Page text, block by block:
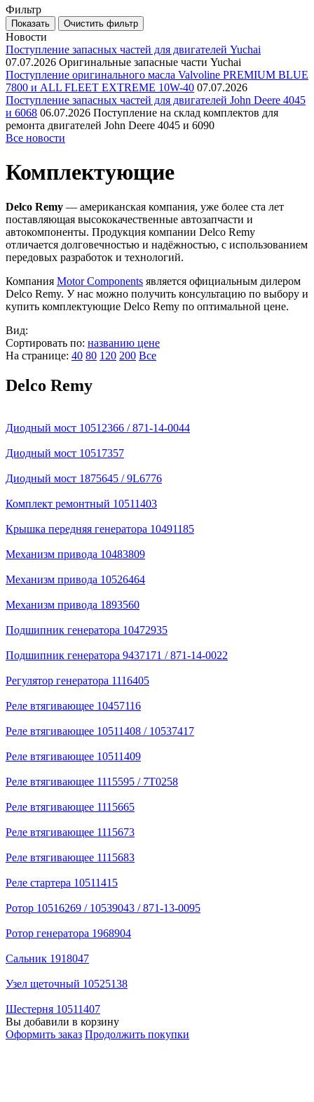
Фильтр
Новости
Поступление запасных частей для двигателей Yuchai
07.07.2026 Оригинальные запасные части Yuchai
Поступление оригинального масла Valvoline PREMIUM BLUE
7800 и ALL FLEET EXTREME 10W-40 07.07.2026
Поступление запасных частей для двигателей John Deere 4045
и 6068 06.07.2026 Поступление на склад комплектов для
ремонта двигателей John Deere 4045 и 6090
Все новости
Комплектующие
Delco Remy — американская компания, уже более ста лет
поставляющая высококачественные автозапчасти и
автокомпоненты. Продукция компании Delco Remy
отличается долговечностью и надёжностью, с использованием
передовых разработок и технологий.
Компания Motor Components является официальным дилером
Delco Remy. У нас можно получить консультацию по выбору и
купить комплектующие Delco Remy по оптимальной цене.
Вид:
Сортировать по: названию цене
На странице: 40 80 120 200 Все
Delco Remy
Диодный мост 10512366 / 871-14-0044
Диодный мост 10517357
Диодный мост 1875645 / 9L6776
Комплект ремонтный 10511403
Крышка передняя генератора 10491185
Механизм привода 10483809
Механизм привода 10526464
Механизм привода 1893560
Подшипник генератора 10472935
Подшипник генератора 9437171 / 871-14-0022
Регулятор генератора 1116405
Реле втягивающее 10457116
Реле втягивающее 10511408 / 10537417
Реле втягивающее 10511409
Реле втягивающее 1115595 / 7T0258
Реле втягивающее 1115665
Реле втягивающее 1115673
Реле втягивающее 1115683
Реле стартера 10511415
Ротор 10516269 / 10539043 / 871-13-0095
Ротор генератора 1968904
Сальник 1918047
Узел щеточный 10525138
Шестерня 10511407
Вы добавили в корзину
Оформить заказ Продолжить покупки